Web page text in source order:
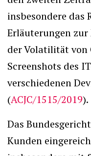
insbesondere
Erläuterungen
der Volatilität von
Screenshots des
verschiedenen
(ACJC/1515/2019).
Das
Kunden